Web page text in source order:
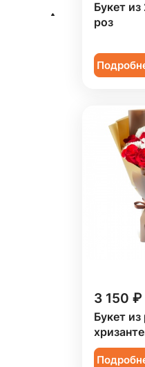
Букет
роз
3 150 ₽
Букет из